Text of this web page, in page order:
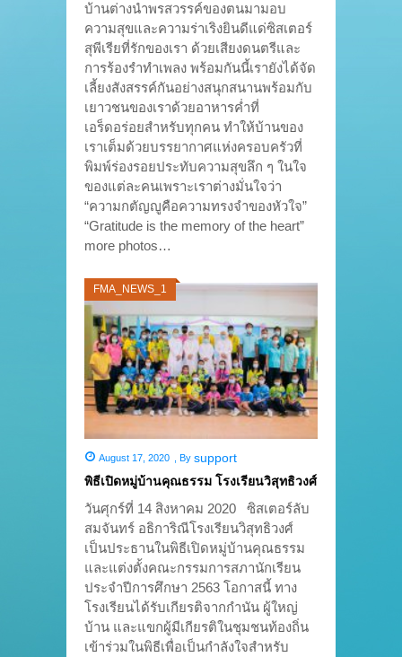
บ้านต่างนำพรสวรรค์ของตนมามอบ
ความสุขและความร่าเริงยินดีแด่ซิสเตอร์
สุพีเรียที่รักของเรา ด้วยเสียงดนตรีและ
การร้องรำทำเพลง พร้อมกันนี้เรายังได้จัด
เลี้ยงสังสรรค์กันอย่างสนุกสนานพร้อมกับ
เยาวชนของเราด้วยอาหารค่ำที่
เอร็ดอร่อยสำหรับทุกคน ทำให้บ้านของ
เราเต็มด้วยบรรยากาศแห่งครอบครัวที่
พิมพ์ร่องรอยประทับความสุขลึก ๆ ในใจ
ของแต่ละคนเพราะเราต่างมั่นใจว่า
“ความกตัญญูคือความทรงจำของหัวใจ”
“Gratitude is the memory of the heart”
more photos…
FMA_NEWS_1
August 17, 2020 By support
พิธีเปิดหมู่บ้านคุณธรรม โรงเรียนวิสุทธิวงศ์
วันศุกร์ที่ 14 สิงหาคม 2020 ซิสเตอร์ลับ
สมจันทร์ อธิการิณีโรงเรียนวิสุทธิวงศ์
เป็นประธานในพิธีเปิดหมู่บ้านคุณธรรม
และแต่งตั้งคณะกรรมการสภานักเรียน
ประจำปีการศึกษา 2563 โอกาสนี้ ทาง
โรงเรียนได้รับเกียรติจากกำนัน ผู้ใหญ่
บ้าน และแขกผู้มีเกียรติในชุมชนท้องถิ่น
เข้าร่วมในพิธีเพื่อเป็นกำลังใจสำหรับ